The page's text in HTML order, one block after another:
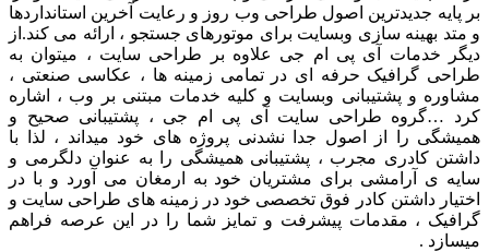
بر پایه جدیدترین اصول طراحی وب روز و رعایت آخرین استانداردها
و متد بهینه سازی وبسایت برای موتورهای جستجو ، ارائه می کند.از
دیگر خدمات آی پی ام جی علاوه بر طراحی سایت ، میتوان به
طراحی گرافیک حرفه ای در تمامی زمینه ها ، عکاسی صنعتی ،
مشاوره و پشتیبانی وبسایت و کلیه خدمات مبتنی بر وب ، اشاره
کرد …گروه طراحی سایت آی پی ام جی ، پشتیبانی صحیح و
همیشگی را از اصول جدا نشدنی پروژه های خود میداند ، لذا با
داشتن کادری مجرب ، پشتیبانی همیشگی را به عنوان دلگرمی و
سایه ی آرامشی برای مشتریان خود به ارمغان می آورد و با در
اختیار داشتن کادر فوق تخصصی خود در زمینه های طراحی سایت و
گرافیک ، مقدمات پیشرفت و تمایز شما را در این عرصه فراهم
میسازد .